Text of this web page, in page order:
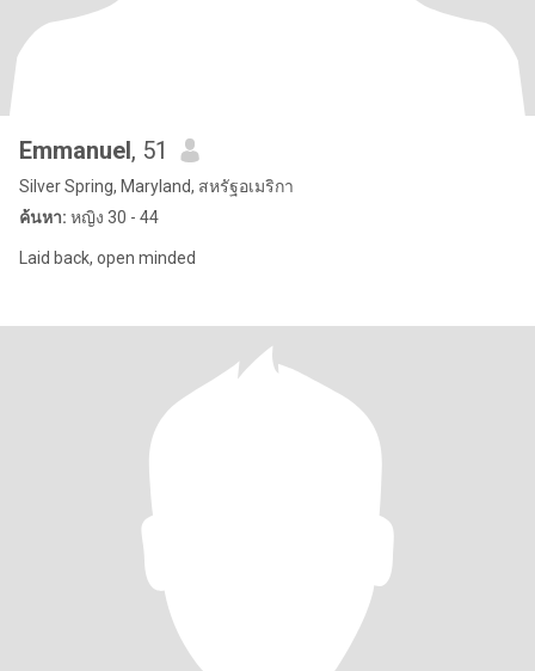
Emmanuel, 51
Silver Spring, Maryland, สหรัฐอเมริกา
ค้นหา: หญิง 30 - 44
Laid back, open minded